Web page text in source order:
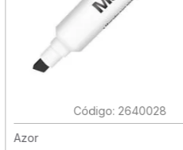
: 2640028
Azor